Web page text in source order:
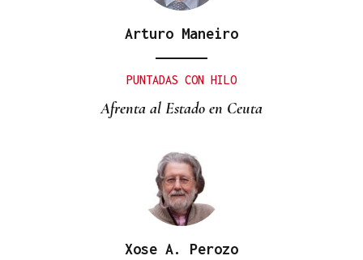
Arturo Maneiro
PUNTADAS CON HILO
Afrenta al Estado en Ceuta
Xose A. Perozo